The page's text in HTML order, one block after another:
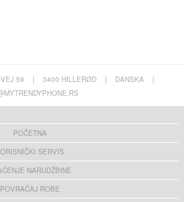
59 | 3400 HILLERØD | DANSKA
|
POČETNA
SERVIS
NARUDŽBINE
POVRAĆAJ ROBE